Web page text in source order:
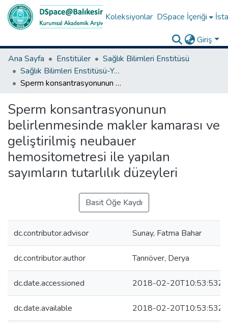
Koleksiyonlar DSpace İçeriği
Giriş
Ana Sayfa
Enstitüler
Sağlık Bilimleri Enstitüsü
Sağlık Bilimleri Enstitüsü-Yüksek Lisans Tezleri
Sperm konsantrasyonunun belirlenmesinde makler kamarası ve geliştirilmiş neubauer hemositometresi ile yapılan sayımların tutarlılık düzeyleri
Sperm konsantrasyonunun
belirlenmesinde makler kamarası ve
geliştirilmiş neubauer
hemositometresi ile yapılan
sayımların tutarlılık düzeyleri
Basit Öğe Kaydı
dc.contributor.advisor Sunay, Fatma Bahar
dc.contributor.author Tanrıöver, Derya
dc.date.accessioned 2018-02-20T10:53:53Z
dc.date.available 2018-02-20T10:53:53Z